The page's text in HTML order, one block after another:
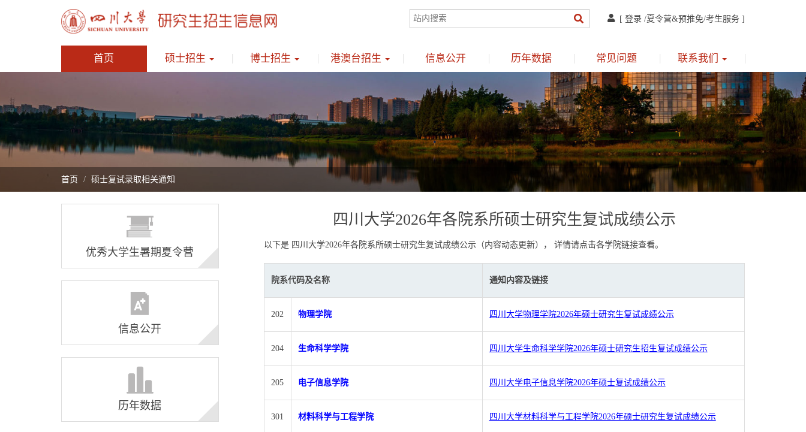
[ 登录 /夏令营&预推免/考生服务 ]
首页 硕士招生 博士招生 港澳台招生 信息公开 历年数据 常见问题 联系我们
首页 硕士复试录取相关通知
优秀大学生暑期夏令营
信息公开
历年数据
四川大学2026年各院系所硕士研究生复试成绩公示
以下是 四川大学2026年各院系所硕士研究生复试成绩公示（内容动态更新）， 详情请点击各学院链接查看。
院系代码及名称 通知内容及链接
202 物理学院 四川大学物理学院2026年硕士研究生复试成绩公示
204 生命科学学院 四川大学生命科学学院2026年硕士研究生招生复试成绩公示
205 电子信息学院 四川大学电子信息学院2026年硕士复试成绩公示
301 材料科学与工程学院 四川大学材料科学与工程学院2026年硕士研究生复试成绩公示